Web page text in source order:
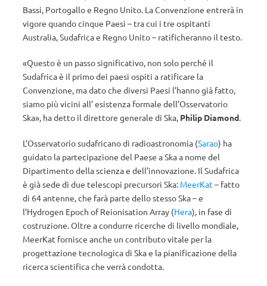
Bassi, Portogallo e Regno Unito. La Convenzione entrerà in
vigore quando cinque Paesi – tra cui i tre ospitanti
Australia, Sudafrica e Regno Unito – ratificheranno il testo.
«Questo è un passo significativo, non solo perché il
Sudafrica è il primo dei paesi ospiti a ratificare la
Convenzione, ma dato che diversi Paesi l’hanno già fatto,
siamo più vicini all’ esistenza formale dell’Osservatorio
Ska», ha detto il direttore generale di Ska, Philip Diamond.
L’Osservatorio sudafricano di radioastronomia (Sarao) ha
guidato la partecipazione del Paese a Ska a nome del
Dipartimento della scienza e dell’innovazione. Il Sudafrica
è già sede di due telescopi precursori Ska: MeerKat – fatto
di 64 antenne, che farà parte dello stesso Ska – e
l’Hydrogen Epoch of Reionisation Array (Hera), in fase di
costruzione. Oltre a condurre ricerche di livello mondiale,
MeerKat fornisce anche un contributo vitale per la
progettazione tecnologica di Ska e la pianificazione della
ricerca scientifica che verrà condotta.